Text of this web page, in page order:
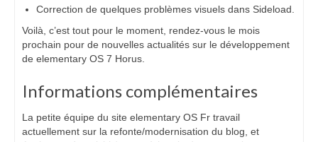
Correction de quelques problèmes visuels dans Sideload.
Voilà, c’est tout pour le moment, rendez-vous le mois
prochain pour de nouvelles actualités sur le développement
de elementary OS 7 Horus.
Informations complémentaires
La petite équipe du site elementary OS Fr travail
actuellement sur la refonte/modernisation du blog, et